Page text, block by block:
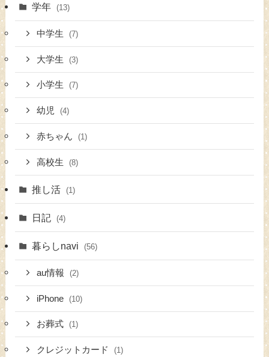
学年 (13)
中学生 (7)
大学生 (3)
小学生 (7)
幼児 (4)
赤ちゃん (1)
高校生 (8)
推し活 (1)
日記 (4)
暮らしnavi (56)
au情報 (2)
iPhone (10)
お葬式 (1)
クレジットカード (1)